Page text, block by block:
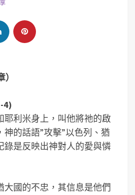
4)
耶利米身上，叫他將祂的啟
神的話語”攻擊”以色列、猶
錄是反映出神對人的愛與憐
大國的不忠，其信息是他們